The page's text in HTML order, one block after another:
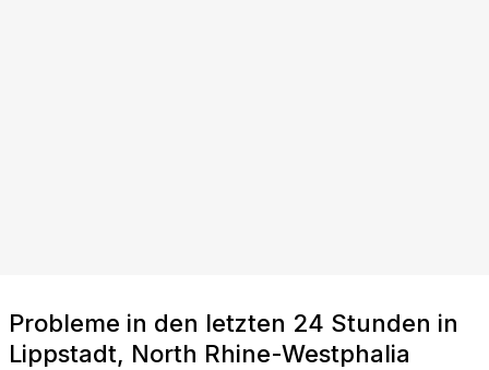
Probleme in den letzten 24 Stunden in
Lippstadt, North Rhine-Westphalia